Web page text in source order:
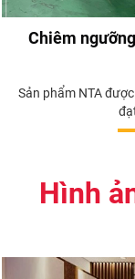
Chiêm
Sản phẩm NTA
Hình